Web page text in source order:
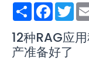
S
h
r
e
F
a
e
b
o
T
w
t
t
12种RAG应
产准备好了